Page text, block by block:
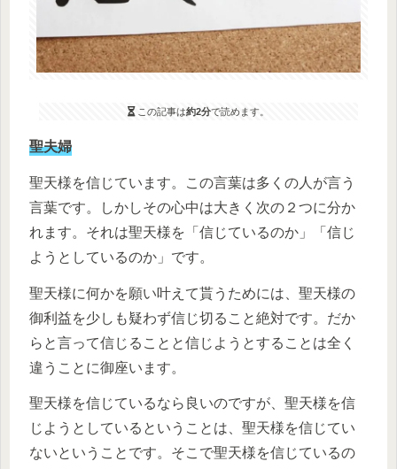
この記事は約2分で読めます。
聖夫婦
聖天様を信じています。この言葉は多くの人が言う
言葉です。しかしその心中は大きく次の２つに分か
れます。それは聖天様を「信じているのか」「信じ
ようとしているのか」です。
聖天様に何かを願い叶えて貰うためには、聖天様の
御利益を少しも疑わず信じ切ること絶対です。だか
らと言って信じることと信じようとすることは全く
違うことに御座います。
聖天様を信じているなら良いのですが、聖天様を信
じようとしているということは、聖天様を信じてい
ないということです。そこで聖天様を信じているの